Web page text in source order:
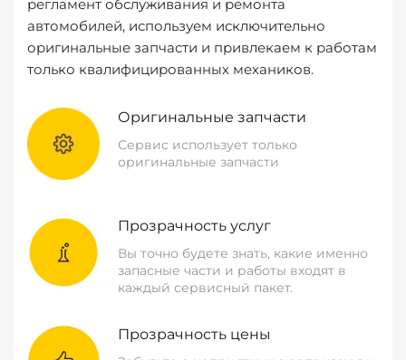
регламент обслуживания и ремонта
автомобилей, используем исключительно
оригинальные запчасти и привлекаем к работам
только квалифицированных механиков.
Оригинальные запчасти
Сервис использует только
оригинальные запчасти
Прозрачность услуг
Вы точно будете знать, какие именно
запасные части и работы входят в
каждый сервисный пакет.
Прозрачность цены